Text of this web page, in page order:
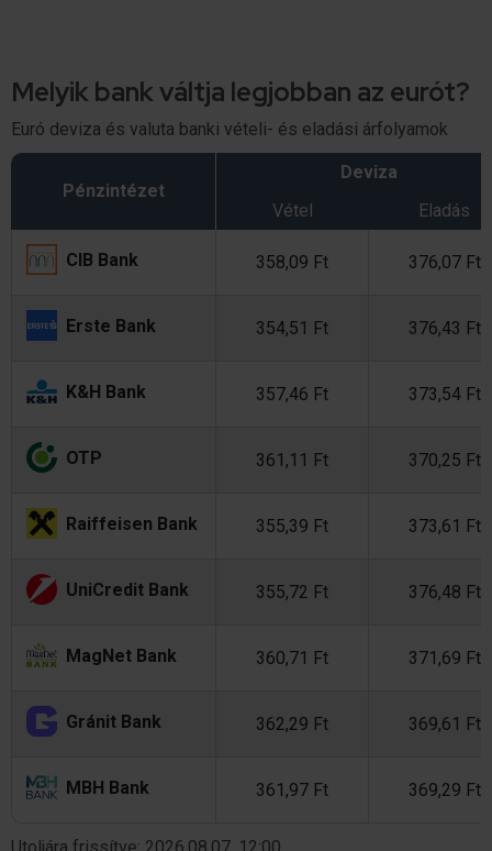
Melyik bank váltja legjobban az eurót?
Euró deviza és valuta banki vételi- és eladási árfolyamok
Pénzintézet
Deviza
Vétel
Eladás
CIB Bank 358,09 Ft 376,07 Ft
Erste Bank 354,51 Ft 376,43 Ft
K&H Bank 357,46 Ft 373,54 Ft
OTP 361,11 Ft 370,25 Ft
Raiffeisen Bank 355,39 Ft 373,61 Ft
UniCredit Bank 355,72 Ft 376,48 Ft
MagNet Bank 360,71 Ft 371,69 Ft
Gránit Bank 362,29 Ft 369,61 Ft
MBH Bank 361,97 Ft 369,29 Ft